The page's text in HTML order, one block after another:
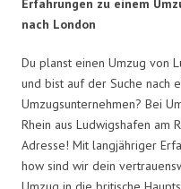
Erfahrungen zu einem
nach London
Du planst einen Umzug von
und bist auf der Suche nach
Umzugsunternehmen? Bei
Rhein aus Ludwigshafen am
Adresse! Mit langjähriger
how sind wir dein